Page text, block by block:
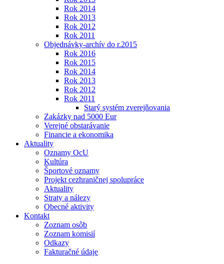
Rok 2014
Rok 2013
Rok 2012
Rok 2011
Objednávky-archív do r.2015
Rok 2016
Rok 2015
Rok 2014
Rok 2013
Rok 2012
Rok 2011
Starý systém zverejňovania
Zakázky nad 5000 Eur
Verejné obstarávanie
Financie a ekonomika
Aktuality
Oznamy OcU
Kultúra
Športové oznamy
Projekt cezhraničnej spolupráce
Aktuality
Straty a nálezy
Obecné aktivity
Kontakt
Zoznam osôb
Zoznam komisií
Odkazy
Fakturačné údaje